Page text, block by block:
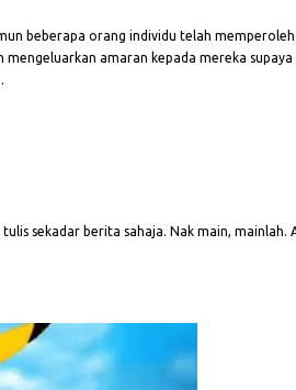
beberapa orang individu telah memperoleh
amaran kepada mereka supaya
sekadar berita sahaja. Nak main, mainlah.